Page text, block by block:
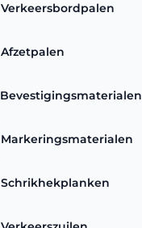
Verkeersbordpalen
Afzetpalen
Bevestigingsmaterialen
Markeringsmaterialen
Schrikhekplanken